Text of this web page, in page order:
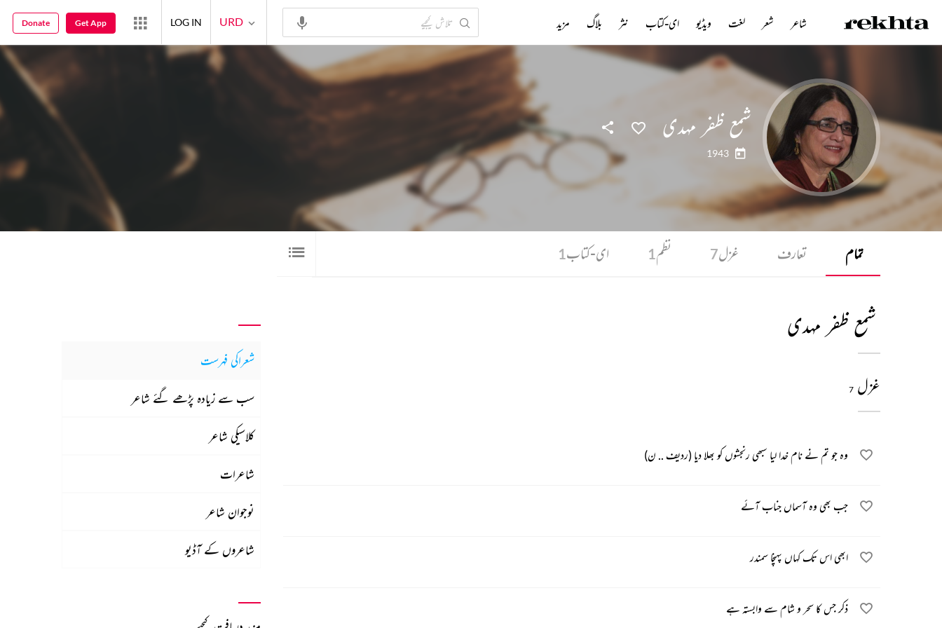
شمع ظفر مہدی
1943
تمام تعارف غزل7 نظم1 ای-کتاب1
شمع ظفر مہدی
غزل 7
وہ جو تم نے نام خدا لیا سبھی رنجشوں کو بھلا دیا (ردیف .. ن)
جب بھی وہ آسماں جناب آئے
ابھی اس تک کہاں پہنچا سمندر
ذکر جس کا سحر و شام سے وابستہ ہے
شعراکی فہرست
سب سے زیادہ پڑھے گئے شاعر
کلاسیکی شاعر
شاعرات
نوجوان شاعر
شاعروں کے آڈیو
شاعر شعر لغت ویڈیو ای-کتاب نثر بلاگ مزید URD
LOG IN
Get App
Donate